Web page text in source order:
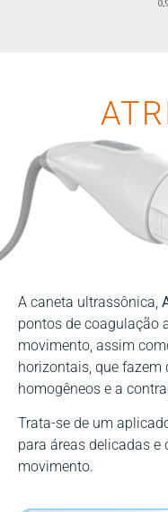
A caneta ultrassônica,
pontos de coagulação
movimento, assim
horizontais, que
homogêneos e a
Trata-se de um
para áreas delicadas
movimento.